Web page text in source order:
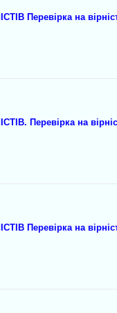
Перевірка на
Перевірка на
Перевірка на